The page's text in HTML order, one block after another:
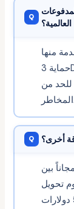
العالمية؟
منها
حماية 3D Secure واستطاعة تعطيلها حسب النوع،
من
أخرى؟
بين
تحويل